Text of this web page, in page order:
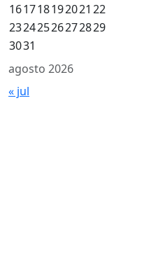
agosto 2026
161718192021 22
23242526272829
3031
« jul